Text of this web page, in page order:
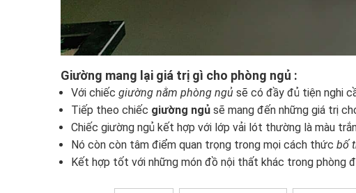
Giường mang lại giá trị gì cho phòng ngủ :
Với chiếc giường nằm phòng ngủ sẽ có đầy đủ tiện nghi
Tiếp theo chiếc giường ngủ sẽ mang đến những giá trị
Chiếc giường ngủ kết hợp với lớp vải lót thường là màu
Nó còn còn tâm điểm quan trọng trong mọi cách thức bố
Kết hợp tốt với những món đồ nội thất khác trong phòng